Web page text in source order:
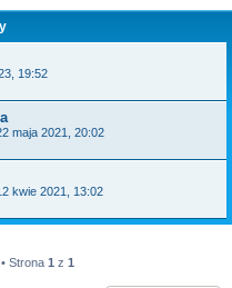
19:52
maja 2021, 20:02
kwie 2021, 13:02
Strona 1 z 1